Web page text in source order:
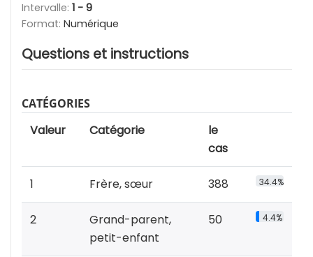
Intervalle: 1 - 9
Format: Numérique
Questions et instructions
CATÉGORIES
Valeur Catégorie
le
cas
1 Frère, sœur 388 34.4%
2
Grand-parent,
petit-enfant
50 4.4%